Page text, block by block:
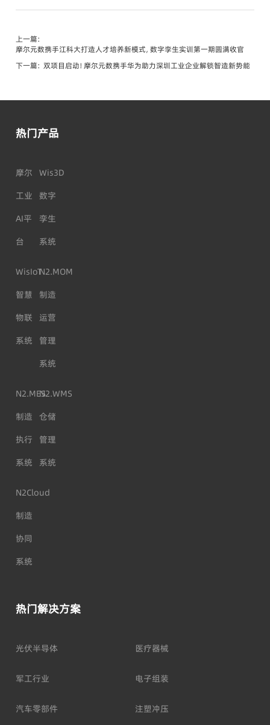
上一篇：
摩尔元数携手江科大打造人才培养新模式，数字孪生实训第一期圆满收官
下一篇： 双项目启动！摩尔元数携手华为助力深圳工业企业解锁智造新势能
热门产品
摩尔
工业
AI平
台
Wis3D
数字
孪生
系统
WisIoT
智慧
物联
系统
N2.MOM
制造
运营
管理
系统
N2.MES
制造
执行
系统
N2.WMS
仓储
管理
系统
N2Cloud
制造
协同
系统
热门解决方案
光伏半导体 医疗器械
军工行业 电子组装
汽车零部件 注塑冲压